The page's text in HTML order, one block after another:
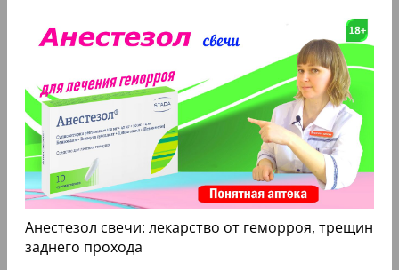
Анестезол свечи: лекарство от геморроя, трещин
заднего прохода